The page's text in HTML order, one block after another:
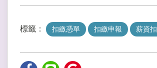
標籤： 扣繳憑單 扣繳申報 薪資